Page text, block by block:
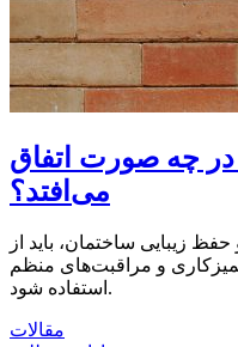
در چه صورت اتفاق
می‌افتد؟
زیبایی ساختمان، باید از
و مراقبت‌های منظم
استفاده شود.
مقالات